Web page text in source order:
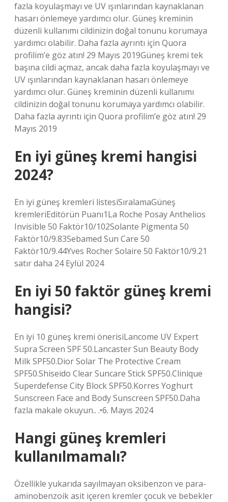
fazla koyulaşmayı ve UV ışınlarından kaynaklanan
hasarı önlemeye yardımcı olur. Güneş kreminin
düzenli kullanımı cildinizin doğal tonunu korumaya
yardımcı olabilir. Daha fazla ayrıntı için Quora
profilim’e göz atın! 29 Mayıs 2019Güneş kremi tek
başına cildi açmaz, ancak daha fazla koyulaşmayı ve
UV ışınlarından kaynaklanan hasarı önlemeye
yardımcı olur. Güneş kreminin düzenli kullanımı
cildinizin doğal tonunu korumaya yardımcı olabilir.
Daha fazla ayrıntı için Quora profilim’e göz atın! 29
Mayıs 2019
En iyi güneş kremi hangisi
2024?
En iyi güneş kremleri listesiSıralamaGüneş
kremleriEditörün Puanı1La Roche Posay Anthelios
Invisible 50 Faktör10/102Solante Pigmenta 50
Faktör10/9.83Sebamed Sun Care 50
Faktör10/9.44Yves Rocher Solaire 50 Faktör10/9.21
satır daha 24 Eylül 2024
En iyi 50 faktör güneş kremi
hangisi?
En iyi 10 güneş kremi önerisiLancome UV Expert
Supra Screen SPF 50.Lancaster Sun Beauty Body
Milk SPF50.Dior Solar The Protective Cream
SPF50.Shiseido Clear Suncare Stick SPF50.Clinique
Superdefense City Block SPF50.Korres Yoghurt
Sunscreen Face and Body Sunscreen SPF50.Daha
fazla makale okuyun.. .•6. Mayıs 2024
Hangi güneş kremleri
kullanılmamalı?
Özellikle yukarıda sayılmayan oksibenzon ve para-
aminobenzoik asit içeren kremler çocuk ve bebekler